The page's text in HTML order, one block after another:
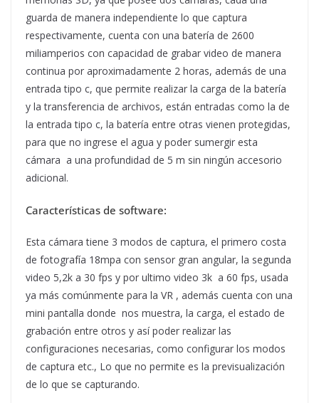
guarda de manera independiente lo que captura
respectivamente, cuenta con una batería de 2600
miliamperios con capacidad de grabar video de manera
continua por aproximadamente 2 horas, además de una
entrada tipo c, que permite realizar la carga de la batería
y la transferencia de archivos, están entradas como la de
la entrada tipo c, la batería entre otras vienen protegidas,
para que no ingrese el agua y poder sumergir esta
cámara a una profundidad de 5 m sin ningún accesorio
adicional.
Características de software:
Esta cámara tiene 3 modos de captura, el primero costa
de fotografía 18mpa con sensor gran angular, la segunda
video 5,2k a 30 fps y por ultimo video 3k a 60 fps, usada
ya más comúnmente para la VR , además cuenta con una
mini pantalla donde nos muestra, la carga, el estado de
grabación entre otros y así poder realizar las
configuraciones necesarias, como configurar los modos
de captura etc., Lo que no permite es la previsualización
de lo que se capturando.